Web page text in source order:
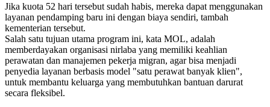
Jika kuota 52 hari tersebut sudah habis, mereka dapat menggunakan
layanan pendamping baru ini dengan biaya sendiri, tambah
kementerian tersebut.
Salah satu tujuan utama program ini, kata MOL, adalah
memberdayakan organisasi nirlaba yang memiliki keahlian
perawatan dan manajemen pekerja migran, agar bisa menjadi
penyedia layanan berbasis model "satu perawat banyak klien",
untuk membantu keluarga yang membutuhkan bantuan darurat
secara fleksibel.